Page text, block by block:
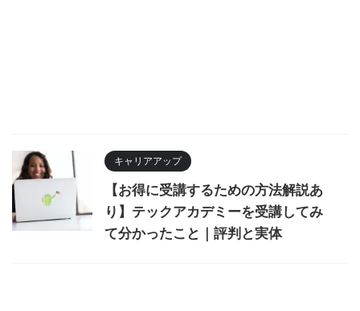
キャリアアップ
【お得に受講するための方法解説あ
り】テックアカデミーを受講してみ
て分かったこと｜評判と実体